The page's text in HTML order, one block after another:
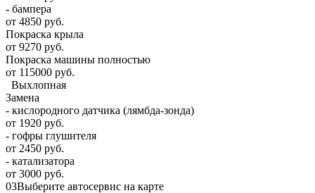
- бампера
от 4850 руб.
Покраска крыла
от 9270 руб.
Покраска машины полностью
от 115000 руб.
Выхлопная
Замена
- кислородного датчика (лямбда-зонда)
от 1920 руб.
- гофры глушителя
от 2450 руб.
- катализатора
от 3000 руб.
03Выберите автосервис на карте